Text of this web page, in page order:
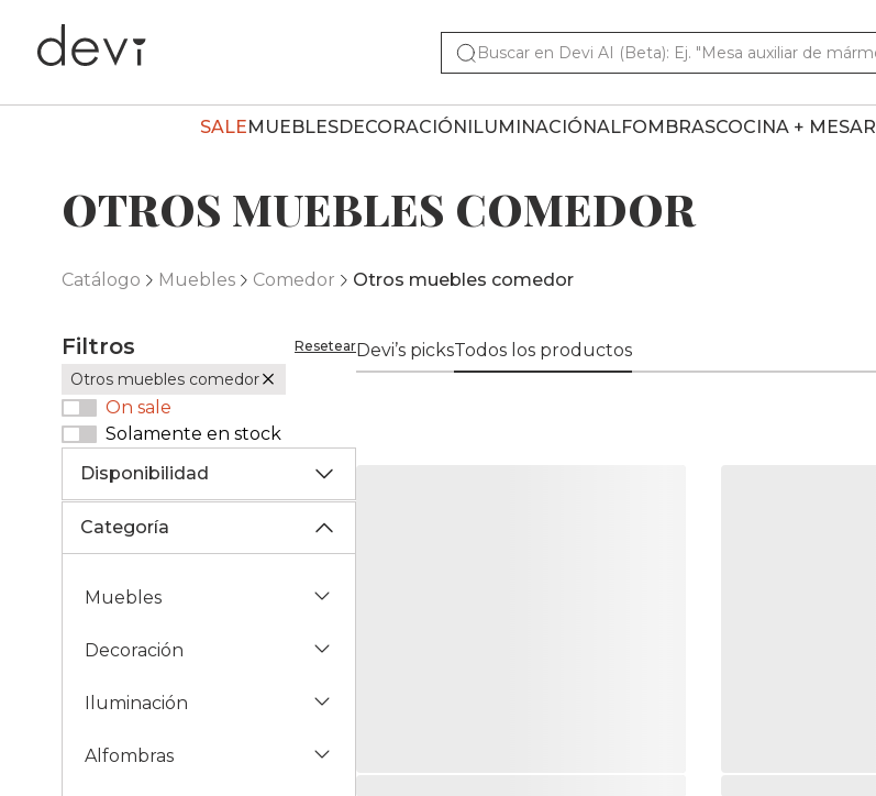
SALEMUEBLESDECORACIÓNILUMINACIÓNALFOMBRASCOCINA + MESA
OTROS MUEBLES COMEDOR
Catálogo Muebles Comedor Otros muebles comedor
Filtros Resetear
Otros muebles comedor
On sale
Solamente en stock
Disponibilidad
Categoría
Muebles
Decoración
Iluminación
Alfombras
Devi’s picksTodos los productos